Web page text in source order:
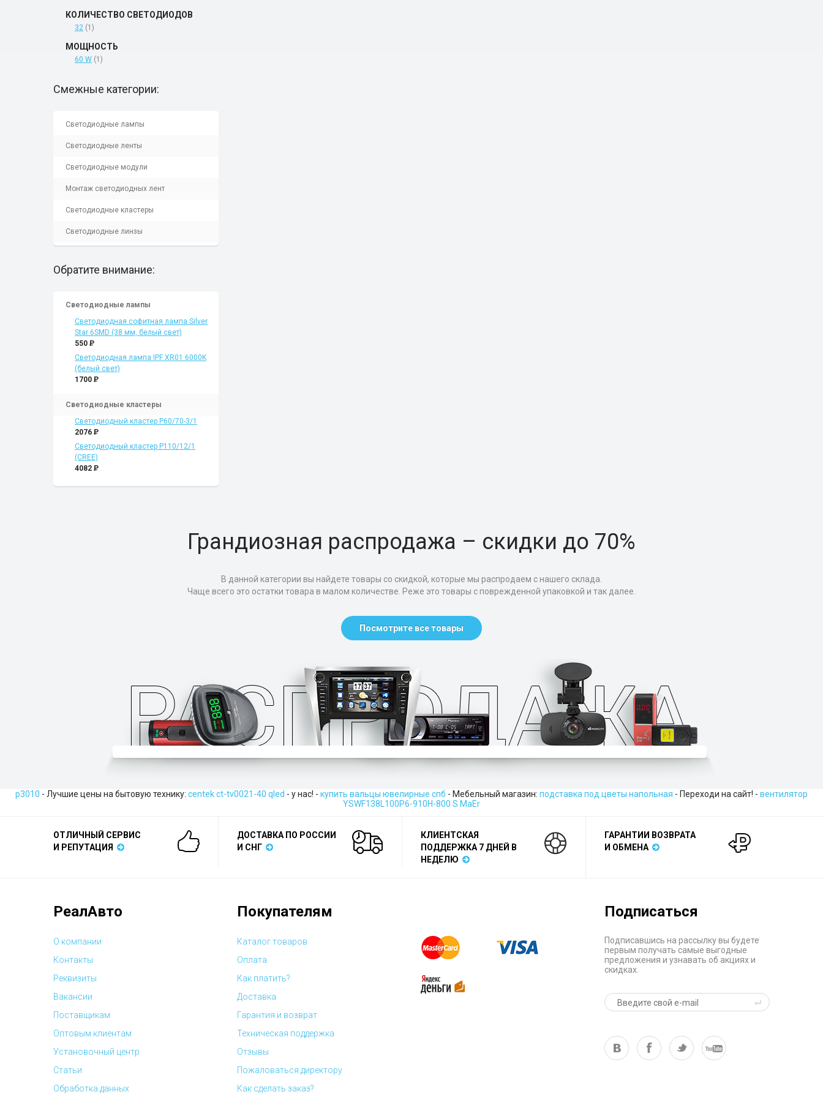
КОЛИЧЕСТВО СВЕТОДИОДОВ
32 (1)
МОЩНОСТЬ
60 W (1)
Смежные категории:
Светодиодные лампы
Светодиодные ленты
Светодиодные модули
Монтаж светодиодных лент
Светодиодные кластеры
Светодиодные линзы
Обратите внимание:
Светодиодные лампы
Светодиодная софитная лампа Silver
Star 6SMD (38 мм, белый свет)
550 P
Светодиодная лампа IPF XR01 6000K
(белый свет)
1700 P
Светодиодные кластеры
Светодиодный кластер P60/70-3/1
2076 P
Светодиодный кластер P110/12/1
(CREE)
4082 P
Грандиозная распродажа – скидки до 70%
В данной категории вы найдете товары со скидкой, которые мы распродаем с нашего склада.
Чаще всего это остатки товара в малом количестве. Реже это товары с поврежденной упаковкой и так далее.
Посмотрите все товары
p3010 - Лучшие цены на бытовую технику: centek ct-tv0021-40 qled - у нас! - купить вальцы ювелирные спб - Мебельный магазин: подставка под цветы напольная - Переходи на сайт! - вентилятор
YSWF138L100P6-910H-800 S MaEr
ОТЛИЧНЫЙ СЕРВИС
И РЕПУТАЦИЯ
ДОСТАВКА ПО РОССИИ
И СНГ
КЛИЕНТСКАЯ
ПОДДЕРЖКА 7 ДНЕЙ В
НЕДЕЛЮ
ГАРАНТИИ ВОЗВРАТА
И ОБМЕНА
РеалАвто
О компании
Контакты
Реквизиты
Вакансии
Поставщикам
Оптовым клиентам
Установочный центр
Статьи
Обработка данных
Покупателям
Каталог товаров
Оплата
Как платить?
Доставка
Гарантия и возврат
Техническая поддержка
Отзывы
Пожаловаться директору
Как сделать заказ?
Подписаться
Подписавшись на рассылку вы будете
первым получать самые выгодные
предложения и узнавать об акциях и
скидках.